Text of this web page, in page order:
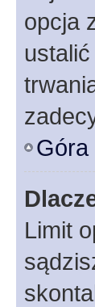
opcja
Góra
Limit